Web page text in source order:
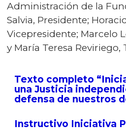
Administración de la
Salvia, Presidente;
Vicepresidente; Marcelo
y María Teresa Reviriego,
Texto completo
una Justicia
defensa de nuestros
Instructivo Iniciativa